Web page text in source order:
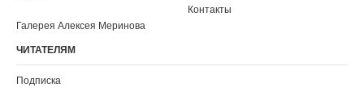
Галерея Алексея Меринова
Контакты
ЧИТАТЕЛЯМ
Подписка